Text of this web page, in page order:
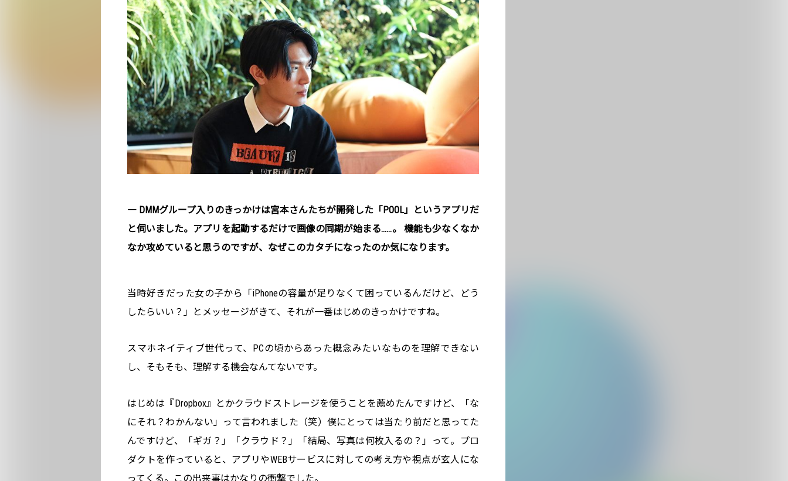
― DMMグループ入りのきっかけは宮本さんたちが開発した「POOL」というアプリだ
と伺いました。アプリを起動するだけで画像の同期が始まる……。 機能も少なくなか
なか攻めていると思うのですが、なぜこのカタチになったのか気になります。
当時好きだった女の子から「iPhoneの容量が足りなくて困っているんだけど、どう
したらいい？」とメッセージがきて、それが一番はじめのきっかけですね。
スマホネイティブ世代って、PCの頃からあった概念みたいなものを理解できない
し、そもそも、理解する機会なんてないです。
はじめは『Dropbox』とかクラウドストレージを使うことを薦めたんですけど、「な
にそれ？わかんない」って言われました（笑）僕にとっては当たり前だと思ってた
んですけど、「ギガ？」「クラウド？」「結局、写真は何枚入るの？」って。プロ
ダクトを作っていると、アプリやWEBサービスに対しての考え方や視点が玄人にな
ってくる。この出来事はかなりの衝撃でした。